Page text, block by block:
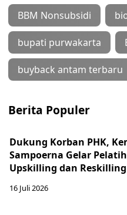
BBM Nonsubsidi
bupati purwakarta
buyback antam terbaru
Berita Populer
Dukung Korban PHK,
Sampoerna Gelar
Upskilling dan
16 Juli 2026